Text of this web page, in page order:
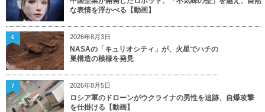
な表情を浮かべる【動画】
2026年8月3日
NASAの「キュリオシティ」が、火星でハチの
巣構造の模様を発見
6
2026年8月5日
ロシア軍のドローンがウクライナの男性を追跡、自爆攻撃
を仕掛ける【動画】
7